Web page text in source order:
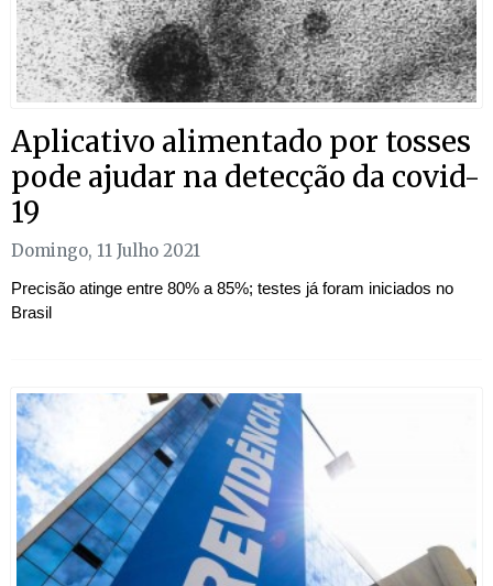
Aplicativo alimentado por tosses
pode ajudar na detecção da covid-
19
Domingo, 11 Julho 2021
Precisão atinge entre 80% a 85%; testes já foram iniciados no
Brasil